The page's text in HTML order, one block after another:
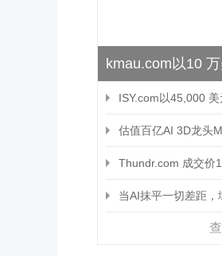
kmau.com以10
ISY.com以45,000
估值百亿AI 3D龙头
Thundr.com 成交价
当AI抹平一切差距